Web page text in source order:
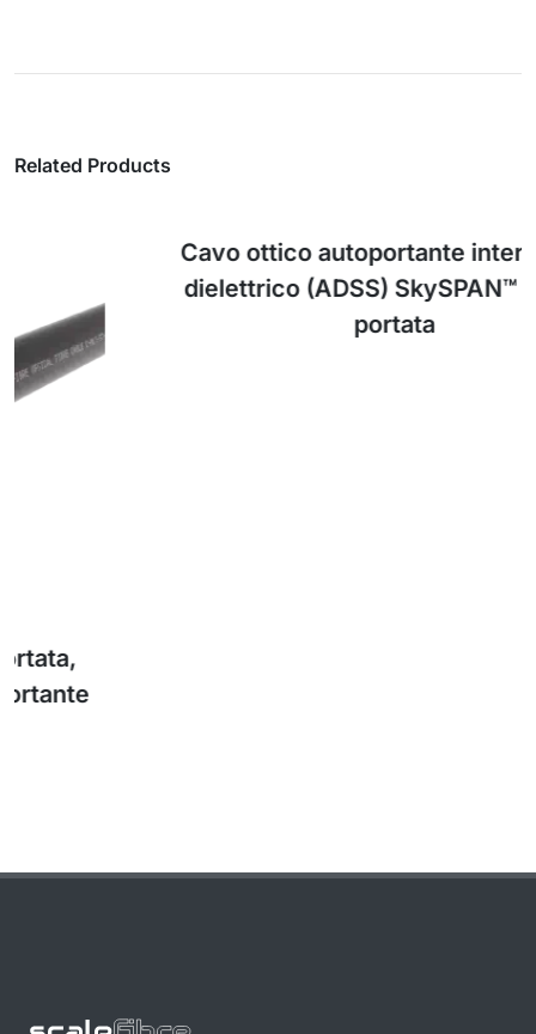
Related Products
Cavo ottico autoportante interamente
dielettrico (ADSS) SkySPAN™ a lunga